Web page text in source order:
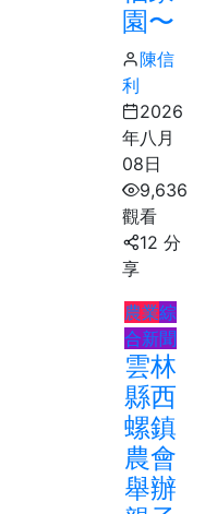
園〜
陳信
利
2026
年八月
08日
9,636
觀看
12 分
享
農業綜
合新聞
雲林
縣西
螺鎮
農會
舉辦